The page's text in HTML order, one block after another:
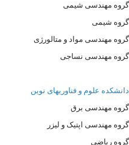
گروه مهندسی شیمی
گروه شیمی
گروه مهندسی مواد و متالورژی
گروه مهندسی نساجی
دانشکده علوم و فناوریهای نوین
گروه مهندسی برق
گروه مهندسی اپتیک و لیزر
گروه ریاضی